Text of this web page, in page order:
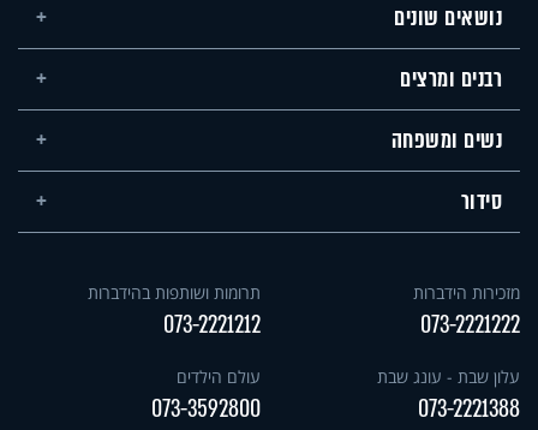
נושאים שונים
רבנים ומרצים
נשים ומשפחה
סידור
מזכירות הידברות
073-2221222
תרומות ושותפות בהידברות
073-2221212
עלון שבת - עונג שבת
073-2221388
עולם הילדים
073-3592800